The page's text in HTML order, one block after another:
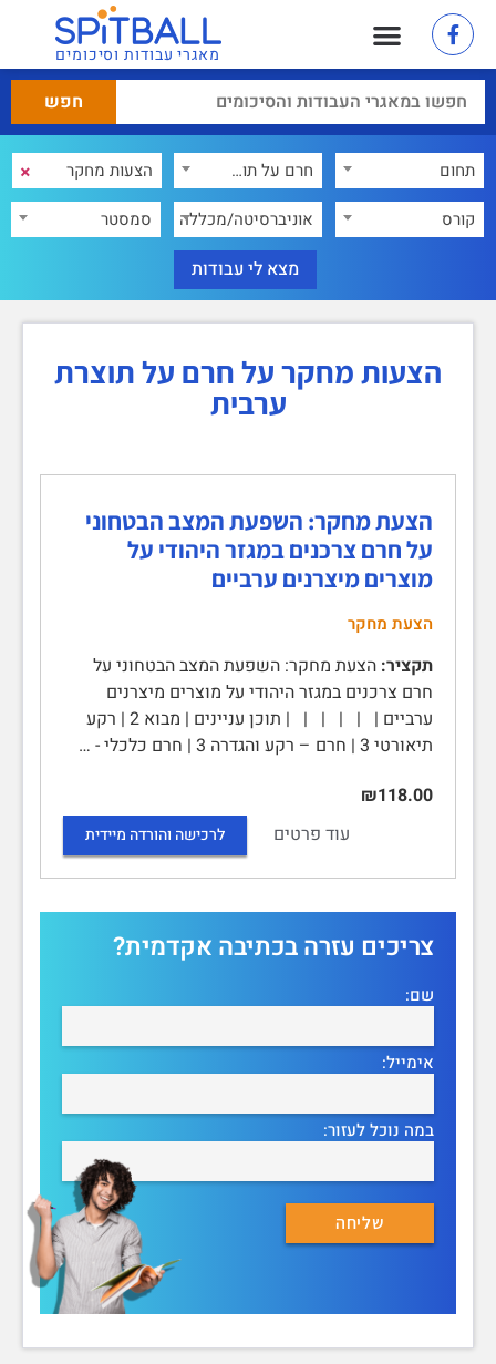
מאגרי עבודות וסיכומים
תחום חרם על תוצרת ערבית ×
קורס אוניברסיטה/מכללה סמסטר
הצעות מחקר על חרם על תוצרת
ערבית
הצעת מחקר: השפעת המצב הבטחוני
על חרם צרכנים במגזר היהודי על
מוצרים מיצרנים ערביים
הצעת מחקר
תקציר: הצעת מחקר: השפעת המצב הבטחוני על
חרם צרכנים במגזר היהודי על מוצרים מיצרנים
ערביים | | | | | | תוכן עניינים | מבוא 2 | רקע
תיאורטי 3 | חרם – רקע והגדרה 3 | חרם כלכלי - …
₪118.00
עוד פרטים
לרכישה והורדה מיידית
צריכים עזרה בכתיבה אקדמית?
שם:
אימייל:
במה נוכל לעזור: